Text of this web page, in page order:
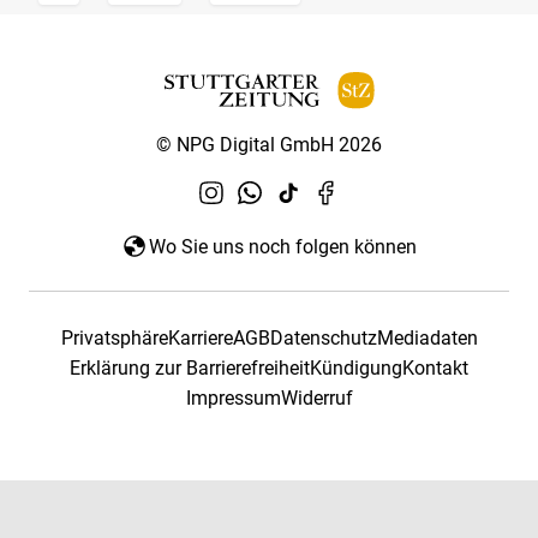
© NPG Digital GmbH 2026
Wo Sie uns noch folgen können
PrivatsphäreKarriereAGBDatenschutzMediadaten
Erklärung zur BarrierefreiheitKündigungKontakt
ImpressumWiderruf